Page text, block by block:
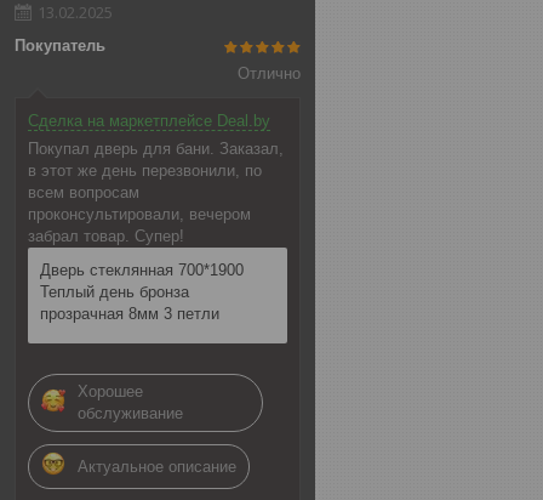
13.02.2025
Покупатель
Отлично
Сделка на маркетплейсе Deal.by
Покупал дверь для бани. Заказал,
в этот же день перезвонили, по
всем вопросам
проконсультировали, вечером
забрал товар. Супер!
Дверь стеклянная 700*1900
Теплый день бронза
прозрачная 8мм 3 петли
Хорошее
обслуживание
Актуальное описание